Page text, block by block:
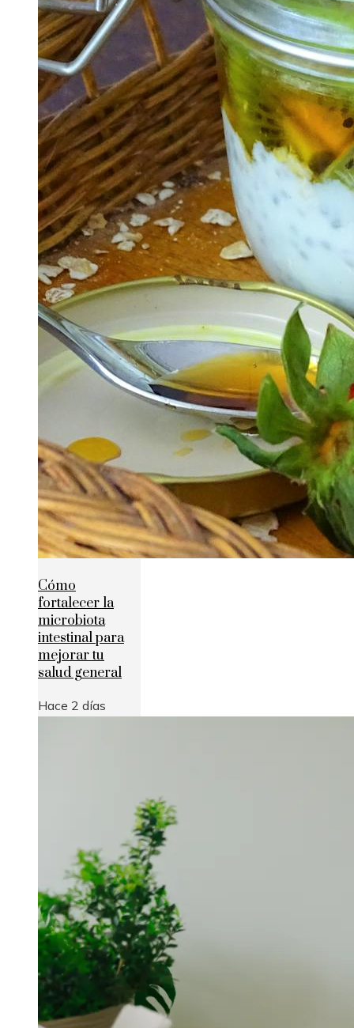
Cómo
fortalecer la
microbiota
intestinal para
mejorar tu
salud general
Hace 2 días